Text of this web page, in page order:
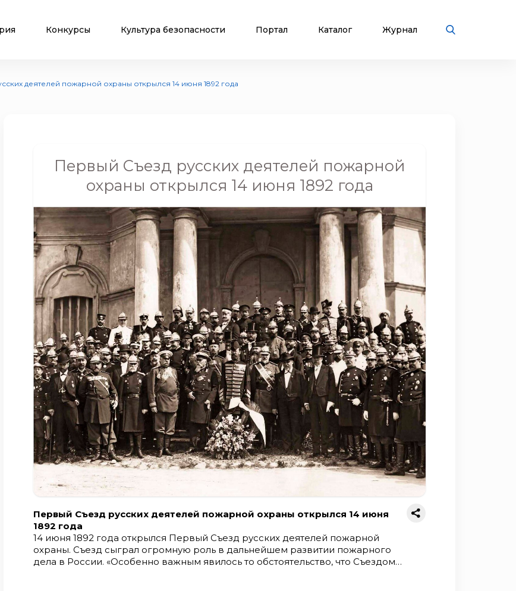
Конкурсы Культура безопасности Портал Каталог Журнал
деятелей пожарной охраны открылся 14 июня 1892 года
Первый Съезд русских деятелей пожарной
охраны открылся 14 июня 1892 года
Первый Съезд русских деятелей пожарной охраны открылся 14 июня
1892 года
14 июня 1892 года открылся Первый Съезд русских деятелей пожарной
охраны. Съезд сыграл огромную роль в дальнейшем развитии пожарного
дела в России. «Особенно важным явилось то обстоятельство, что Съездом